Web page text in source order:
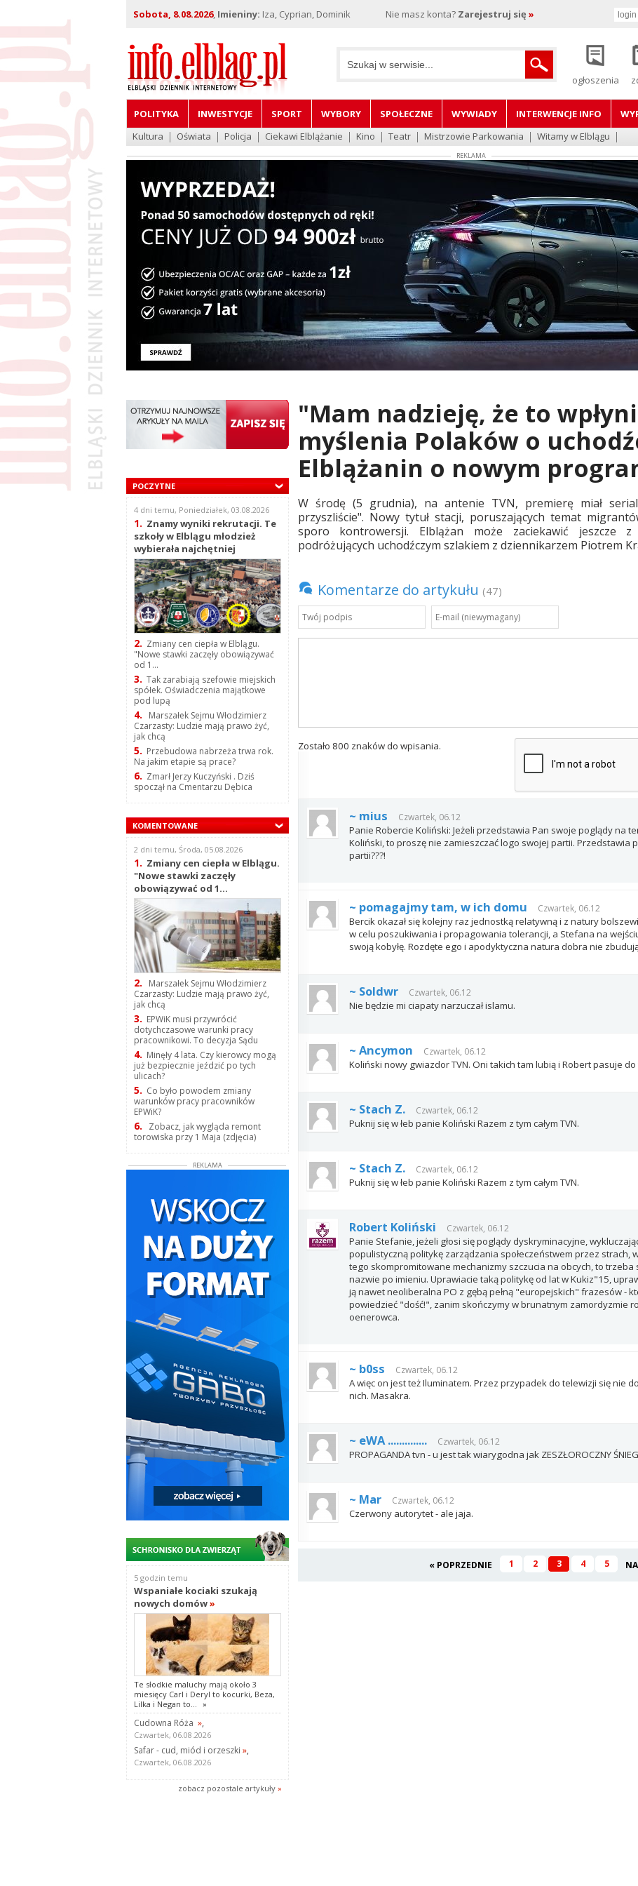
Sobota, 8.08.2026, Imieniny: Iza, Cyprian, Dominik Nie masz konta? Zarejestruj się »
ogłoszenia
POLITYKA INWESTYCJE SPORT WYBORY SPOŁECZNE WYWIADY INTERWENCJE INFO
Kultura
Oświata Policja Ciekawi Elblążanie Kino Teatr Mistrzowie Parkowania Witamy w Elblągu
REKLAMA
POCZYTNE
4 dni temu, Poniedziałek, 03.08.2026
1. Znamy wyniki rekrutacji. Te
szkoły w Elblągu młodzież
wybierała najchętniej
2. Zmiany cen ciepła w Elblągu.
"Nowe stawki zaczęły obowiązywać
od 1...
3. Tak zarabiają szefowie miejskich
spółek. Oświadczenia majątkowe
pod lupą
4.
Marszałek Sejmu Włodzimierz
Czarzasty: Ludzie mają prawo żyć,
jak chcą
5. Przebudowa nabrzeża trwa rok.
Na jakim etapie są prace?
6. Zmarł Jerzy Kuczyński . Dziś
spoczął na Cmentarzu Dębica
KOMENTOWANE
2 dni temu, Środa, 05.08.2026
1. Zmiany cen ciepła w Elblągu.
"Nowe stawki zaczęły
obowiązywać od 1...
2.
Marszałek Sejmu Włodzimierz
Czarzasty: Ludzie mają prawo żyć,
jak chcą
3. EPWiK musi przywrócić
dotychczasowe warunki pracy
pracownikowi. To decyzja Sądu
4. Minęły 4 lata. Czy kierowcy mogą
już bezpiecznie jeździć po tych
ulicach?
5. Co było powodem zmiany
warunków pracy pracowników
EPWiK?
6.
Zobacz, jak wygląda remont
torowiska przy 1 Maja (zdjęcia)
REKLAMA
5 godzin temu
Wspaniałe kociaki szukają
nowych domów»
Te słodkie maluchy mają około 3
miesięcy Carl i Deryl to kocurki, Beza,
Lilka i Negan to... »
Cudowna Róża »,
Czwartek, 06.08.2026
Safar - cud, miód i orzeszki »,
Czwartek, 06.08.2026
zobacz pozostale artykuły »
"Mam nadzieję, że to
myślenia Polaków o
Elblążanin o nowym
W środę (5 grudnia), na antenie TVN, premierę miał
przyszliście". Nowy tytuł stacji, poruszających temat
sporo kontrowersji. Elblążan może zaciekawić jeszcze
podróżujących uchodźczym szlakiem z dziennikarzem Piotrem
Komentarze do artykułu (47)
Zostało 800 znaków do wpisania.
~ mius Czwartek, 06.12
Panie Robercie Koliński: Jeżeli przedstawia Pan swoje poglądy na
Koliński, to proszę nie zamieszczać logo swojej partii. Przedstawia
partii???!
~ pomagajmy tam, w ich domu Czwartek, 06.12
Bercik okazał się kolejny raz jednostką relatywną i z natury
w celu poszukiwania i propagowania tolerancji, a Stefana na
swoją kobyłę. Rozdęte ego i apodyktyczna natura dobra nie
~ Soldwr Czwartek, 06.12
Nie będzie mi ciapaty narzuczał islamu.
~ Ancymon Czwartek, 06.12
Koliński nowy gwiazdor TVN. Oni takich tam lubią i Robert pasuje
~ Stach Z. Czwartek, 06.12
Puknij się w łeb panie Koliński Razem z tym całym TVN.
~ Stach Z. Czwartek, 06.12
Puknij się w łeb panie Koliński Razem z tym całym TVN.
Robert Koliński Czwartek, 06.12
Panie Stefanie, jeżeli głosi się poglądy dyskryminacyjne,
populistyczną politykę zarządzania społeczeństwem przez strach,
tego skompromitowane mechanizmy szczucia na obcych, to trzeba
nazwie po imieniu. Uprawiacie taką politykę od lat w Kukiz"15,
ją nawet neoliberalna PO z gębą pełną "europejskich" frazesów -
powiedzieć "dość!", zanim skończymy w brunatnym zamordyzmie
oenerowca.
~ b0ss Czwartek, 06.12
A więc on jest też Iluminatem. Przez przypadek do telewizji się nie
nich. Masakra.
~ eWA .............. Czwartek, 06.12
PROPAGANDA tvn - u jest tak wiarygodna jak ZESZŁOROCZNY
~ Mar Czwartek, 06.12
Czerwony autorytet - ale jaja.
« POPRZEDNIE 1 2 3 4 5